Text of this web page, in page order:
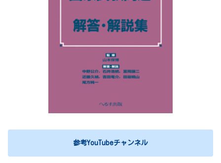
参考YouTubeチャンネル